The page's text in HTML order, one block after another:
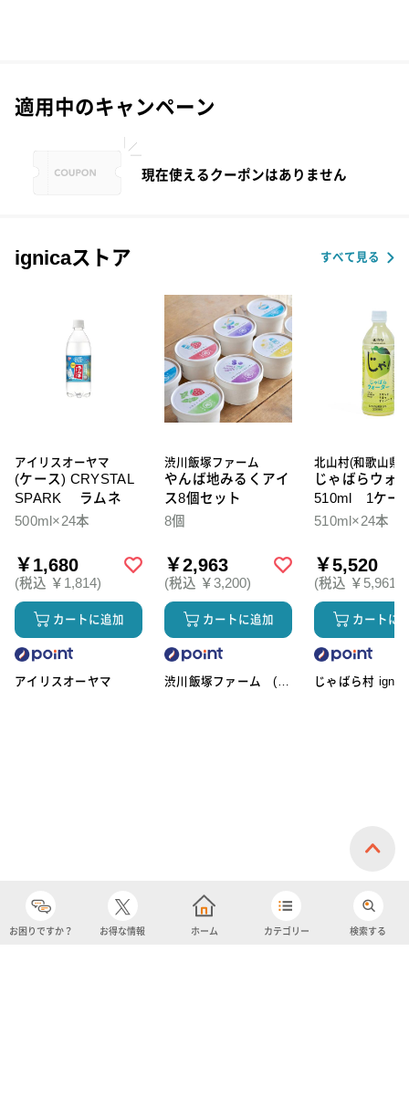
適用中のキャンペーン
現在使えるクーポンはありません
ignicaストア すべて見る
アイリスオーヤマ
(ケース) CRYSTAL
SPARK ラムネ
500ml×24本
￥1,680
(税込 ￥1,814)
カートに追加
アイリスオーヤマ
渋川飯塚ファーム
やんば地みるくアイ
ス8個セット
8個
￥2,963
(税込 ￥3,200)
カートに追加
渋川飯塚ファーム (ア
北山村(和歌山県)
じゃばらウォ
510ml 1ケー
本入
510ml×24本
￥5,520
(税込 ￥5,961)
カートに
じゃばら村
お困りですか？ お得な情報 ホーム カテゴリー 検索する